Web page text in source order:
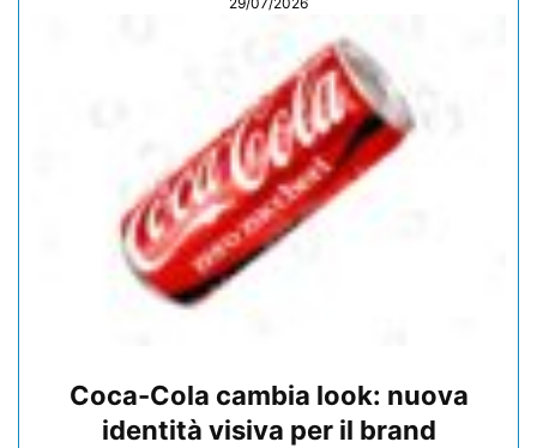
Coca-Cola cambia look: nuova
identità visiva per il brand